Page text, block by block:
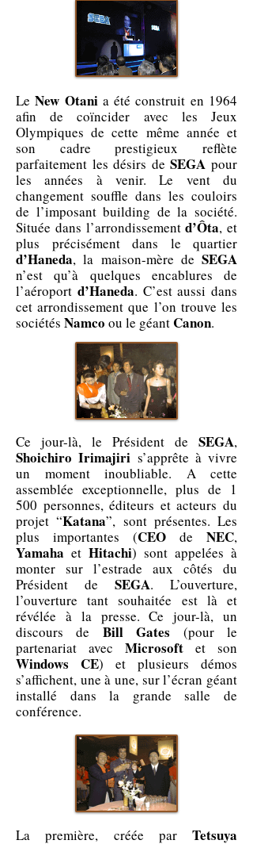
LeNew Otania été construit en 1964
afin de coïncider avec les Jeux
Olympiques de cette même année et
son cadre prestigieux reflète
parfaitement les désirs deSEGA pour
les années à venir. Le vent du
changement souffle dans les couloirs
de l’imposant building de la société.
Située dans l’arrondissementd’Ôta, et
plus précisément dans le quartier
d’Haneda, la maison-mère de SEGA
n’est qu’à quelques encablures de
l’aéroport d’Haneda. C’est aussi dans
cet arrondissement que l’on trouve les
sociétés Namco ou le géantCanon.
Ce jour-là, le Président de SEGA,
Shoichiro Irimajiri s’apprête à vivre
un moment inoubliable. A cette
assemblée exceptionnelle, plus de 1
500 personnes, éditeurs et acteurs du
projet “Katana”, sont présentes. Les
plus importantes (CEO de NEC,
Yamaha et Hitachi) sont appelées à
monter sur l’estrade aux côtés du
Président de SEGA. L’ouverture,
l’ouverture tant souhaitée est là et
révélée à la presse. Ce jour-là, un
discours de Bill Gates (pour le
partenariat avec Microsoft et son
Windows CE) et plusieurs démos
s’affichent, une à une, sur l’écran géant
installé dans la grande salle de
conférence.
La première, créée par Tetsuya